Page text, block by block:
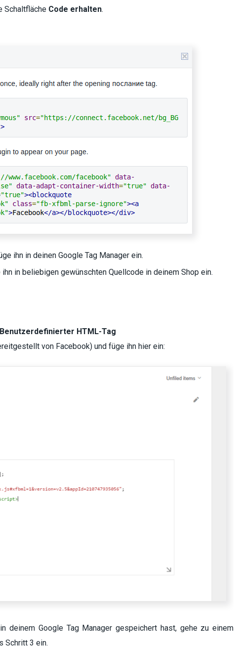
Schaltfläche Code erhalten.
ihn in deinen Google Tag Manager ein.
in beliebigen gewünschten Quellcode in deinem Shop ein.
HTML-Tag
von Facebook) und füge ihn hier ein:
deinem Google Tag Manager gespeichert hast, gehe zu einem
Schritt 3 ein.